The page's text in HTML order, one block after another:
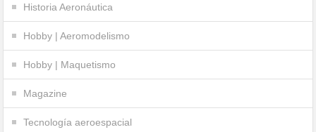
Historia Aeronáutica
Hobby | Aeromodelismo
Hobby | Maquetismo
Magazine
Tecnología aeroespacial